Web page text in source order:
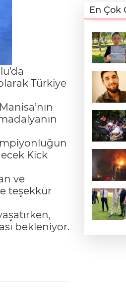
Türkiye
Kick
ve
teşekkür
bekleniyor.
En Çok